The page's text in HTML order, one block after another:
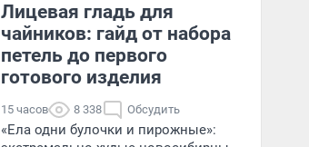
Лицевая гладь для
чайников: гайд от набора
петель до первого
готового изделия
15 часов 8 338 Обсудить
«Ела одни булочки и пирожные»: